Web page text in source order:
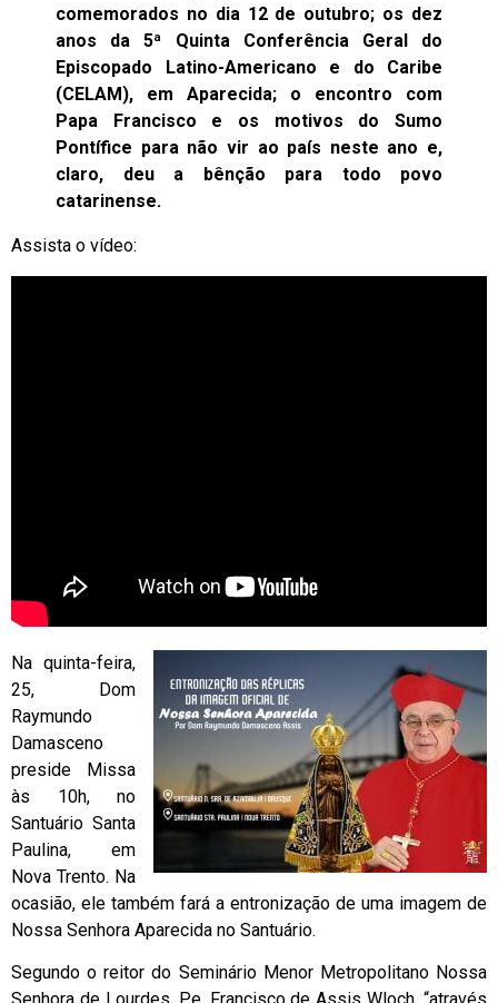
comemorados no dia 12 de outubro; os dez
anos da 5ª Quinta Conferência Geral do
Episcopado Latino-Americano e do Caribe
(CELAM), em Aparecida; o encontro com
Papa Francisco e os motivos do Sumo
Pontífice para não vir ao país neste ano e,
claro, deu a bênção para todo povo
catarinense.
Assista o vídeo:
Na quinta-feira,
25, Dom
Raymundo
Damasceno
preside Missa
às 10h, no
Santuário Santa
Paulina, em
Nova Trento. Na
ocasião, ele também fará a entronização de uma imagem de
Nossa Senhora Aparecida no Santuário.
Segundo o reitor do Seminário Menor Metropolitano Nossa